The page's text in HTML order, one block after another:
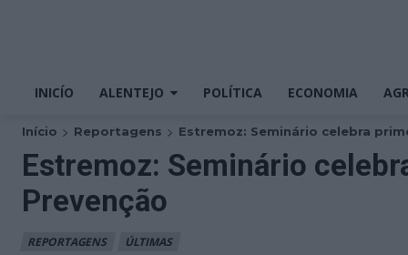
INICÍO ALENTEJO POLÍTICA ECONOMIA
Início Reportagens Estremoz: Seminário celebra
Estremoz: Seminário
Prevenção
REPORTAGENS ÚLTIMAS